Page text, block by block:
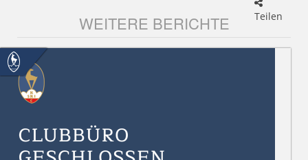
Teilen
WEITERE BERICHTE